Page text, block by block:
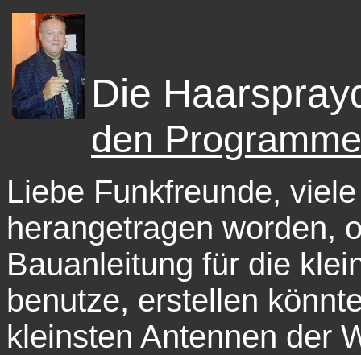
Die
den
Liebe Funkfreunde,
herangetragen worden,
Bauanleitung für die
benutze, erstellen
kleinsten Antennen der